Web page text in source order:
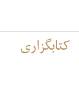
کتابگزاری